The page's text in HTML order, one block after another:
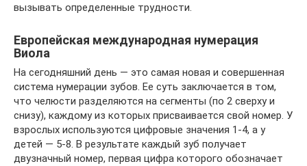
вызывать определенные трудности.
Европейская международная нумерация
Виола
На сегодняшний день — это самая новая и совершенная
система нумерации зубов. Ее суть заключается в том,
что челюсти разделяются на сегменты (по 2 сверху и
снизу), каждому из которых присваивается свой номер. У
взрослых используются цифровые значения 1-4, а у
детей — 5-8. В результате каждый зуб получает
двузначный номер, первая цифра которого обозначает